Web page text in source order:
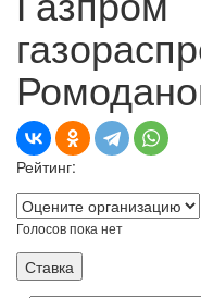
Рейтинг:
Голосов пока нет